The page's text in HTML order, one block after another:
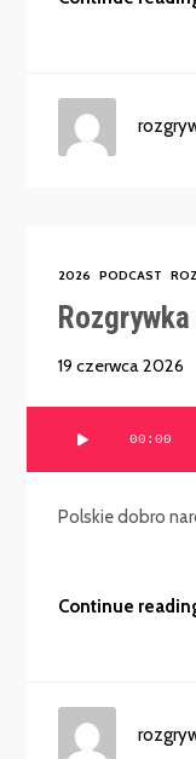
2026 PODCAST
19 czerwca 2026
00:00
Polskie dobro
Continue